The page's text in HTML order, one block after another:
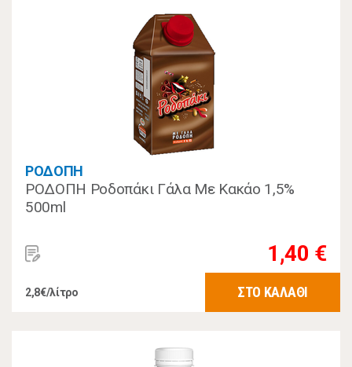
ΡΟΔΟΠΗ
ΡΟΔΟΠΗ Ροδοπάκι Γάλα Με Κακάο 1,5%
500ml
1,40 €
2,8€/λίτρο ΣΤΟ ΚΑΛΑΘΙ